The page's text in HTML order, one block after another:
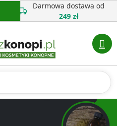
Darmowa dostawa od
249 zł